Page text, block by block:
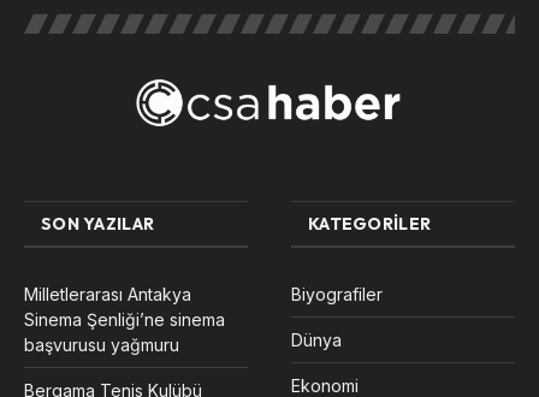
SON YAZILAR
Milletlerarası Antakya
Sinema Şenliği’ne sinema
başvurusu yağmuru
Bergama Tenis Kulübü
KATEGORILER
Biyografiler
Dünya
Ekonomi